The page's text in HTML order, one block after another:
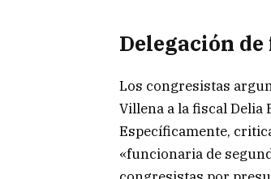
Delegación
Los congresistas
Villena a la fiscal
Específicamente,
«funcionaria de